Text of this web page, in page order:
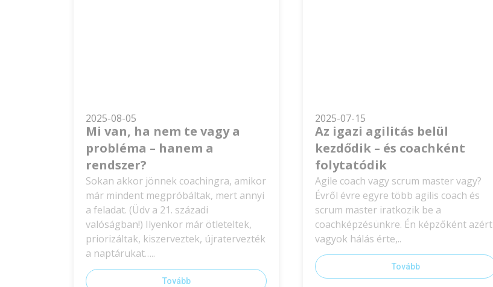
2025-08-05
Mi van, ha nem te vagy a
probléma – hanem a
rendszer?
Sokan akkor jönnek coachingra, amikor
már mindent megpróbáltak, mert annyi
a feladat. (Üdv a 21. századi
valóságban!) Ilyenkor már ötleteltek,
priorizáltak, kiszerveztek, újratervezték
a naptárukat…..
Tovább
2025-07-15
Az igazi agilitás belül
kezdődik – és coachként
folytatódik
Agile coach vagy scrum master vagy?
Évről évre egyre több agilis coach és
scrum master iratkozik be a
coachképzésünkre. Én képzőként azért
vagyok hálás érte,..
Tovább